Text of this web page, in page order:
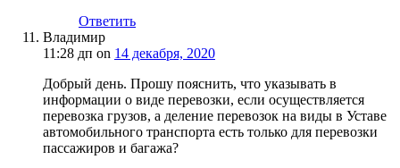
Ответить
Владимир
11:28 дп on 14 декабря, 2020
Добрый день. Прошу пояснить, что указывать в
информации о виде перевозки, если осуществляется
перевозка грузов, а деление перевозок на виды в Уставе
автомобильного транспорта есть только для перевозки
пассажиров и багажа?